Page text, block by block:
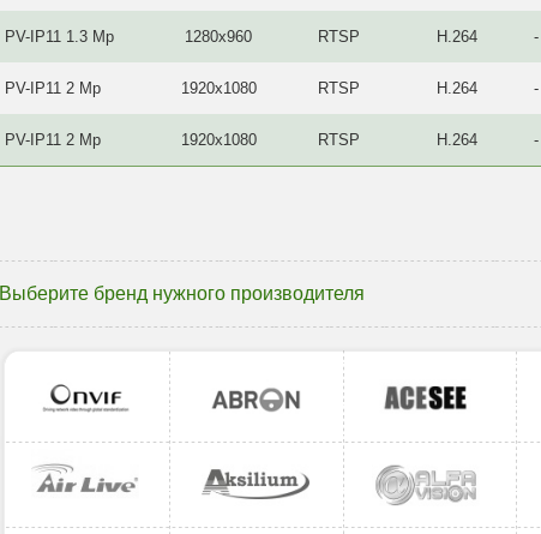
PV-IP11 1.3 Mp 1280x960 RTSP H.264 -
PV-IP11 2 Mp 1920x1080 RTSP H.264 -
PV-IP11 2 Mp 1920x1080 RTSP H.264 -
Выберите бренд нужного производителя